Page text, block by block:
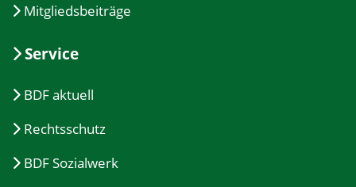
Mitgliedsbeiträge
Service
BDF aktuell
Rechtsschutz
BDF Sozialwerk